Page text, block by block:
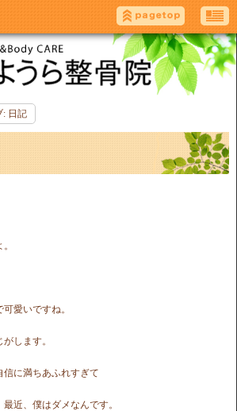
: 日記
愛いですね。
します。
に満ちあふれすぎて
近、僕はダメなんです。